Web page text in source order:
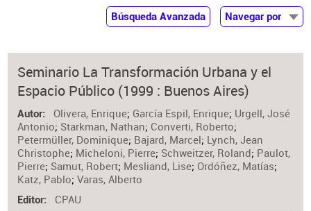
Búsqueda Avanzada
Navegar por
Autor
Colaborador
Materia
Seminario La Transformación Urbana y el
Espacio Público (1999 : Buenos Aires)
Autor Olivera, Enrique; García Espil, Enrique; Urgell, José
Antonio; Starkman, Nathan; Converti, Roberto;
Petermüller, Dominique; Bajard, Marcel; Lynch, Jean
Christophe; Micheloni, Pierre; Schweitzer, Roland; Paulot,
Pierre; Samut, Robert; Mesliand, Lise; Ordóñez, Matías;
Katz, Pablo;Varas, Alberto
Editor CPAU